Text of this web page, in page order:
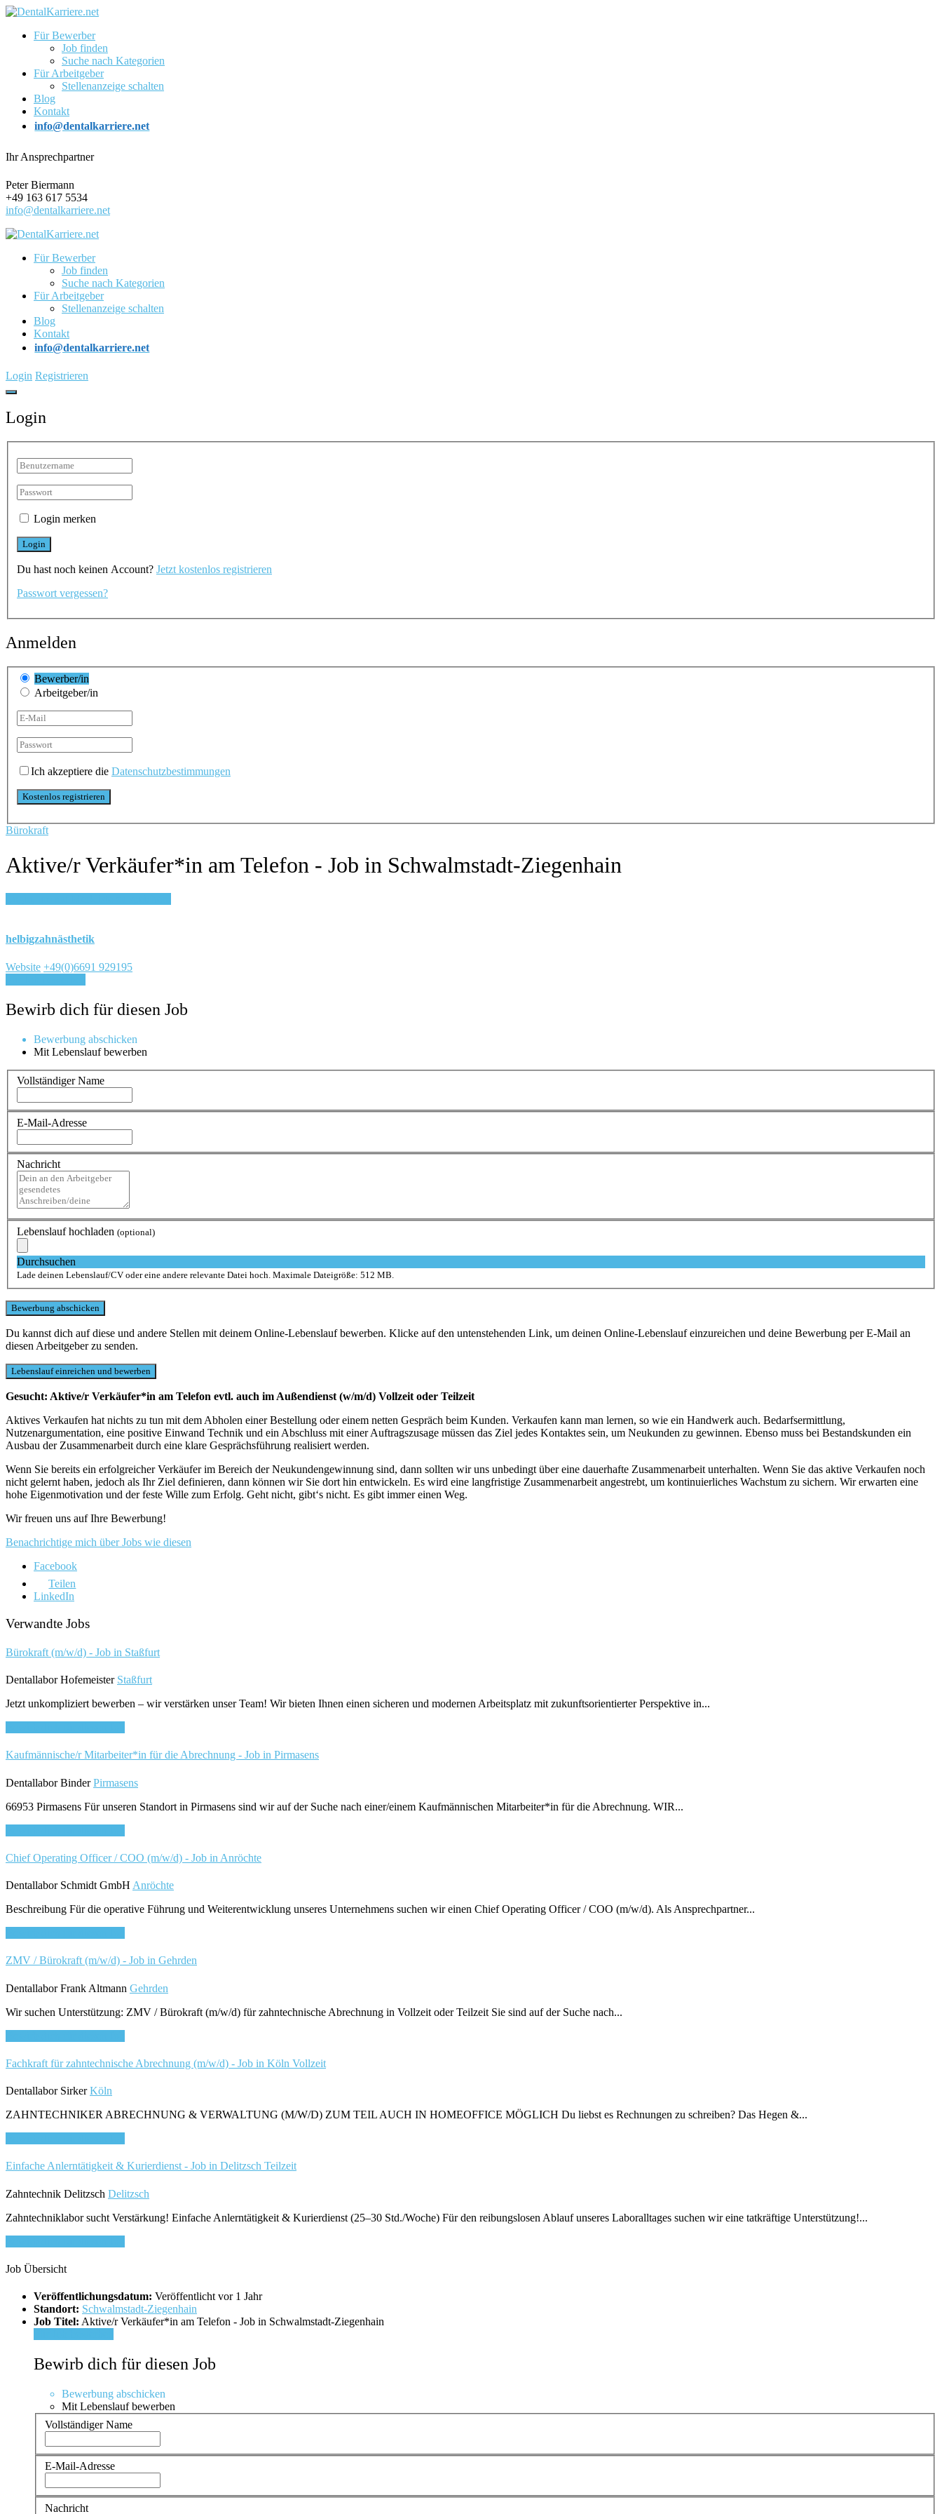
Für Bewerber
Job finden
Suche nach Kategorien
Für Arbeitgeber
Stellenanzeige schalten
Blog
Kontakt
info@dentalkarriere.net
Ihr Ansprechpartner
Peter Biermann
+49 163 617 5534
info@dentalkarriere.net
Für Bewerber
Job finden
Suche nach Kategorien
Für Arbeitgeber
Stellenanzeige schalten
Blog
Kontakt
info@dentalkarriere.net
Login Registrieren
Login
Login merken
Du hast noch keinen Account? Jetzt kostenlos registrieren
Passwort vergessen?
Anmelden
Bewerber/in
Arbeitgeber/in
Ich akzeptiere die Datenschutzbestimmungen
Bürokraft
Aktive/r Verkäufer*in am Telefon - Job in Schwalmstadt-Ziegenhain
helbigzahnästhetik
Website +49(0)6691 929195
Bewirb dich für diesen Job
Bewerbung abschicken
Mit Lebenslauf bewerben
Vollständiger Name
E-Mail-Adresse
Nachricht
Lebenslauf hochladen (optional)
Durchsuchen
Lade deinen Lebenslauf/CV oder eine andere relevante Datei hoch. Maximale Dateigröße: 512 MB.
Du kannst dich auf diese und andere Stellen mit deinem Online-Lebenslauf bewerben. Klicke auf den untenstehenden Link, um deinen Online-Lebenslauf einzureichen und deine Bewerbung per E-Mail an
diesen Arbeitgeber zu senden.
Gesucht: Aktive/r Verkäufer*in am Telefon evtl. auch im Außendienst (w/m/d) Vollzeit oder Teilzeit
Aktives Verkaufen hat nichts zu tun mit dem Abholen einer Bestellung oder einem netten Gespräch beim Kunden. Verkaufen kann man lernen, so wie ein Handwerk auch. Bedarfsermittlung,
Nutzenargumentation, eine positive Einwand Technik und ein Abschluss mit einer Auftragszusage müssen das Ziel jedes Kontaktes sein, um Neukunden zu gewinnen. Ebenso muss bei Bestandskunden ein
Ausbau der Zusammenarbeit durch eine klare Gesprächsführung realisiert werden.
Wenn Sie bereits ein erfolgreicher Verkäufer im Bereich der Neukundengewinnung sind, dann sollten wir uns unbedingt über eine dauerhafte Zusammenarbeit unterhalten. Wenn Sie das aktive Verkaufen noch
nicht gelernt haben, jedoch als Ihr Ziel definieren, dann können wir Sie dort hin entwickeln. Es wird eine langfristige Zusammenarbeit angestrebt, um kontinuierliches Wachstum zu sichern. Wir erwarten eine
hohe Eigenmotivation und der feste Wille zum Erfolg. Geht nicht, gibt‘s nicht. Es gibt immer einen Weg.
Wir freuen uns auf Ihre Bewerbung!
Benachrichtige mich über Jobs wie diesen
Facebook
Teilen
LinkedIn
Verwandte Jobs
Bürokraft (m/w/d) - Job in Staßfurt
Dentallabor Hofemeister Staßfurt
Jetzt unkompliziert bewerben – wir verstärken unser Team! Wir bieten Ihnen einen sicheren und modernen Arbeitsplatz mit zukunftsorientierter Perspektive in...
Kaufmännische/r Mitarbeiter*in für die Abrechnung - Job in Pirmasens
Dentallabor Binder Pirmasens
66953 Pirmasens Für unseren Standort in Pirmasens sind wir auf der Suche nach einer/einem Kaufmännischen Mitarbeiter*in für die Abrechnung. WIR...
Chief Operating Officer / COO (m/w/d) - Job in Anröchte
Dentallabor Schmidt GmbH Anröchte
Beschreibung Für die operative Führung und Weiterentwicklung unseres Unternehmens suchen wir einen Chief Operating Officer / COO (m/w/d). Als Ansprechpartner...
ZMV / Bürokraft (m/w/d) - Job in Gehrden
Dentallabor Frank Altmann Gehrden
Wir suchen Unterstützung: ZMV / Bürokraft (m/w/d) für zahntechnische Abrechnung in Vollzeit oder Teilzeit Sie sind auf der Suche nach...
Fachkraft für zahntechnische Abrechnung (m/w/d) - Job in Köln Vollzeit
Dentallabor Sirker Köln
ZAHNTECHNIKER ABRECHNUNG & VERWALTUNG (M/W/D) ZUM TEIL AUCH IN HOMEOFFICE MÖGLICH Du liebst es Rechnungen zu schreiben? Das Hegen &...
Einfache Anlerntätigkeit & Kurierdienst - Job in Delitzsch Teilzeit
Zahntechnik Delitzsch Delitzsch
Zahntechniklabor sucht Verstärkung! Einfache Anlerntätigkeit & Kurierdienst (25–30 Std./Woche) Für den reibungslosen Ablauf unseres Laboralltages suchen wir eine tatkräftige Unterstützung!...
Job Übersicht
Veröffentlichungsdatum: Veröffentlicht vor 1 Jahr
Standort: Schwalmstadt-Ziegenhain
Job Titel: Aktive/r Verkäufer*in am Telefon - Job in Schwalmstadt-Ziegenhain
Bewirb dich für diesen Job
Bewerbung abschicken
Mit Lebenslauf bewerben
Vollständiger Name
E-Mail-Adresse
Nachricht